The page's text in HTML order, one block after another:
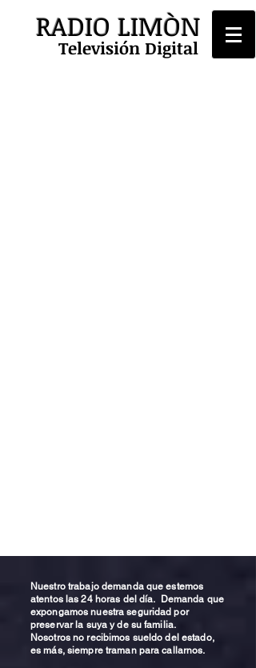
RADIO LIMÒN
Televisión Digital
Nuestro trabajo demanda que estemos
atentos las 24 horas del día. Demanda que
expongamos nuestra seguridad por
preservar la suya y de su familia.
Nosotros no recibimos sueldo del estado,
es más, siempre traman para callarnos.